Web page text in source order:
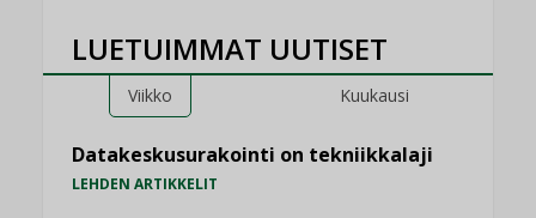
LUETUIMMAT UUTISET
Viikko Kuukausi
Datakeskusurakointi on tekniikkalaji
LEHDEN ARTIKKELIT